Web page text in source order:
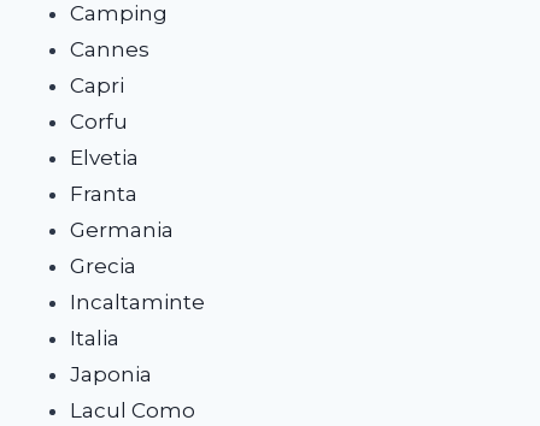
Camping
Cannes
Capri
Corfu
Elvetia
Franta
Germania
Grecia
Incaltaminte
Italia
Japonia
Lacul Como